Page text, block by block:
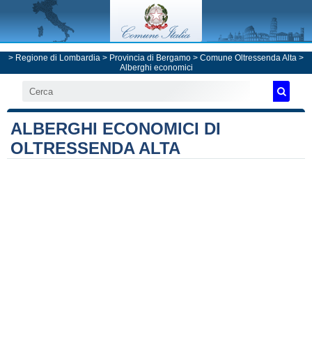
> Regione di Lombardia > Provincia di Bergamo > Comune Oltressenda Alta >
Alberghi economici
ALBERGHI ECONOMICI DI
OLTRESSENDA ALTA